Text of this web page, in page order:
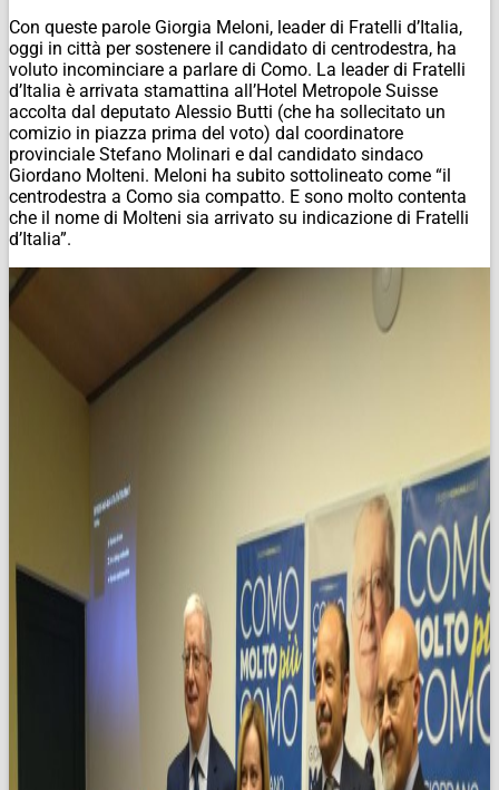
Con queste parole Giorgia Meloni, leader di Fratelli d’Italia,
oggi in città per sostenere il candidato di centrodestra, ha
voluto incominciare a parlare di Como. La leader di Fratelli
d’Italia è arrivata stamattina all’Hotel Metropole Suisse
accolta dal deputato Alessio Butti (che ha sollecitato un
comizio in piazza prima del voto) dal coordinatore
provinciale Stefano Molinari e dal candidato sindaco
Giordano Molteni. Meloni ha subito sottolineato come “il
centrodestra a Como sia compatto. E sono molto contenta
che il nome di Molteni sia arrivato su indicazione di Fratelli
d’Italia”.